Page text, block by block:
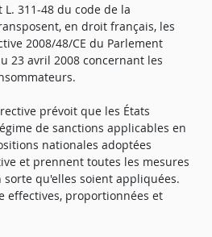
L. 311-48 du code de la
en droit français, les
2008/48/CE du Parlement
23 avril 2008 concernant les
prévoit que les États
de sanctions applicables en
nationales adoptées
et prennent toutes les mesures
qu'elles soient appliquées.
effectives, proportionnées et